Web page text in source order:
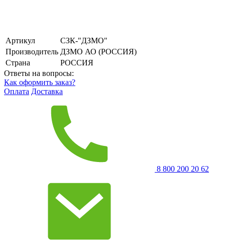
Артикул
СЗК-"ДЗМО"
Производитель ДЗМО АО (РОССИЯ)
Страна
РОССИЯ
Ответы на вопросы:
Как оформить заказ?
Оплата Доставка
8 800 200 20 62